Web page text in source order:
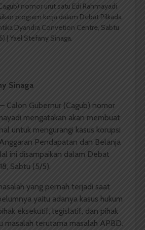
nomor urut satu Edi Rahmayadi
program kerja dalam Debat Pilkada
Dyandra Convetion Centre, Sabtu
| Yael Stefany Sinaga.
Sinaga
– Calon Gubernur (Cagub) nomor
mengatakan akan membuat
untuk mengurangi kasus korupsi
Pendapatan dan Belanja
ini disampaikan dalam Debat
Sabtu (5/5).
yang pernah terjadi saat
yaitu adanya kasus hukum
eksekutif, legislatif, dan pihak
masalah terutama masalah APBD.